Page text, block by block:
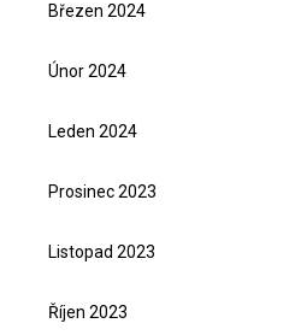
Březen 2024
Únor 2024
Leden 2024
Prosinec 2023
Listopad 2023
Říjen 2023